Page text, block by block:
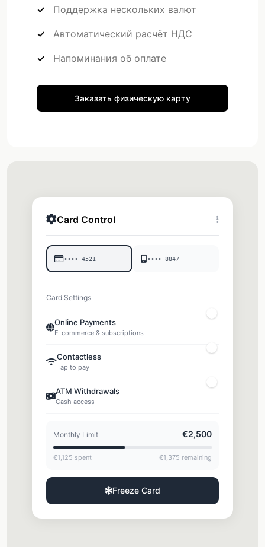
Поддержка нескольких валют
Автоматический расчёт НДС
Напоминания об оплате
Заказать физическую карту
Card Control
•••• 4521 •••• 8847
Card Settings